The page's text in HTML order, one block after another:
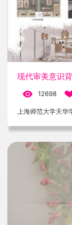
现代审美意识
12698
上海师范大学天华